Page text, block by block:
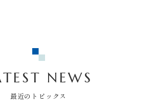
NEWS
最近のトピックス